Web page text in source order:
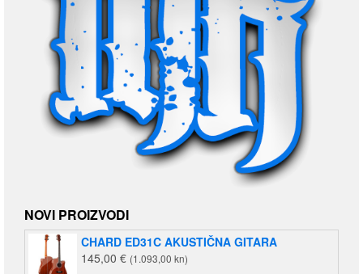
NOVI PROIZVODI
CHARD ED31C AKUSTIČNA GITARA
145,00 € (1.093,00 kn)